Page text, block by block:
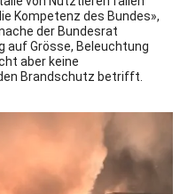
Kompetenz des Bundes»,
der Bundesrat
auf Grösse, Beleuchtung
aber keine
Brandschutz betrifft.